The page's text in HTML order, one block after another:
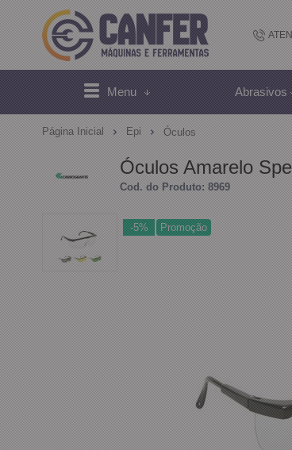
Menu Abrasivos
Página Inicial Epi Óculos
Óculos Amarelo
Cod. do Produto: 8969
-5% Promoção